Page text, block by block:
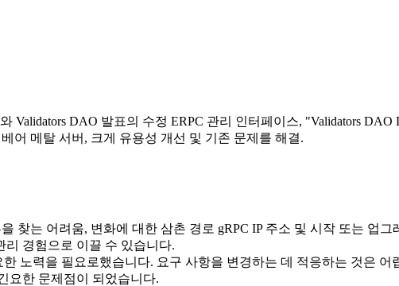
Validators DAO 발표의 수정 ERPC 관리 인터페이스, "Validators DAO
어 메탈 서버, 크게 유용성 개선 및 기존 문제를 해결.
찾는 어려움, 변화에 대한 삼촌 경로 gRPC IP 주소 및 시작 또는 업
리 경험으로 이끌 수 있습니다.
노력을 필요로했습니다. 요구 사항을 변경하는 데 적응하는 것은 어
요한 문제점이 되었습니다.